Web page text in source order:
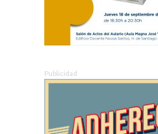
Publicidad